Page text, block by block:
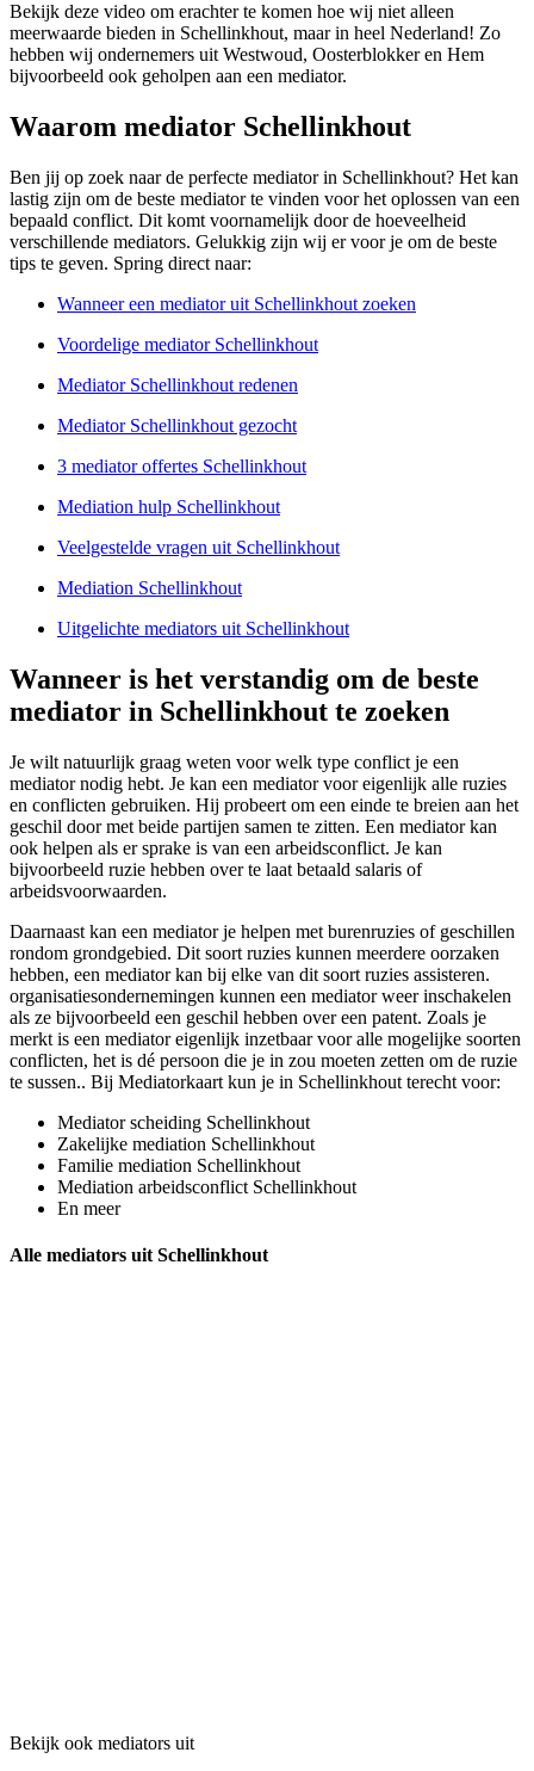
Bekijk deze video om erachter te komen hoe wij niet alleen
meerwaarde bieden in Schellinkhout, maar in heel Nederland! Zo
hebben wij ondernemers uit Westwoud, Oosterblokker en Hem
bijvoorbeeld ook geholpen aan een mediator.
Waarom mediator Schellinkhout
Ben jij op zoek naar de perfecte mediator in Schellinkhout? Het kan
lastig zijn om de beste mediator te vinden voor het oplossen van een
bepaald conflict. Dit komt voornamelijk door de hoeveelheid
verschillende mediators. Gelukkig zijn wij er voor je om de beste
tips te geven. Spring direct naar:
Wanneer een mediator uit Schellinkhout zoeken
Voordelige mediator Schellinkhout
Mediator Schellinkhout redenen
Mediator Schellinkhout gezocht
3 mediator offertes Schellinkhout
Mediation hulp Schellinkhout
Veelgestelde vragen uit Schellinkhout
Mediation Schellinkhout
Uitgelichte mediators uit Schellinkhout
Wanneer is het verstandig om de beste
mediator in Schellinkhout te zoeken
Je wilt natuurlijk graag weten voor welk type conflict je een
mediator nodig hebt. Je kan een mediator voor eigenlijk alle ruzies
en conflicten gebruiken. Hij probeert om een einde te breien aan het
geschil door met beide partijen samen te zitten. Een mediator kan
ook helpen als er sprake is van een arbeidsconflict. Je kan
bijvoorbeeld ruzie hebben over te laat betaald salaris of
arbeidsvoorwaarden.
Daarnaast kan een mediator je helpen met burenruzies of geschillen
rondom grondgebied. Dit soort ruzies kunnen meerdere oorzaken
hebben, een mediator kan bij elke van dit soort ruzies assisteren.
organisatiesondernemingen kunnen een mediator weer inschakelen
als ze bijvoorbeeld een geschil hebben over een patent. Zoals je
merkt is een mediator eigenlijk inzetbaar voor alle mogelijke soorten
conflicten, het is dé persoon die je in zou moeten zetten om de ruzie
te sussen.. Bij Mediatorkaart kun je in Schellinkhout terecht voor:
Mediator scheiding Schellinkhout
Zakelijke mediation Schellinkhout
Familie mediation Schellinkhout
Mediation arbeidsconflict Schellinkhout
En meer
Alle mediators uit Schellinkhout
Bekijk ook mediators uit